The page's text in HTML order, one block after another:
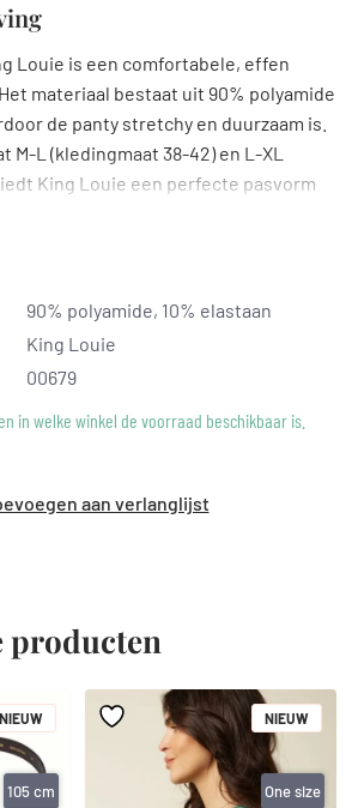
Louie is een comfortabele, effen
materiaal bestaat uit 90% polyamide
de panty stretchy en duurzaam is.
M-L (kledingmaat 38-42) en L-XL
King Louie een perfecte pasvorm
kledingstukken, en deze panty
met verschillende outfits.
90% polyamide, 10% elastaan
King Louie
00679
in welke winkel de voorraad beschikbaar is.
aan verlanglijst
producten
NIEUW
105 cm
NIEUW
One size